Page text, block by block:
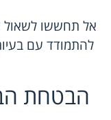
אל תחששו לשאול
להתמודד עם
הבטחת